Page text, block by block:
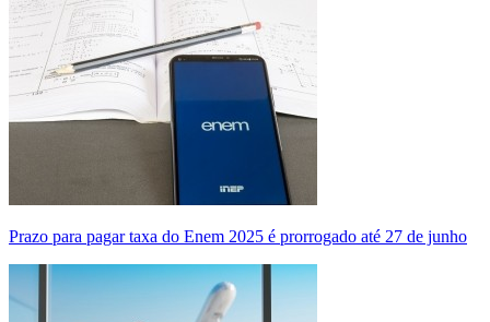
Prazo para pagar taxa do Enem 2025 é prorrogado até 27 de junho